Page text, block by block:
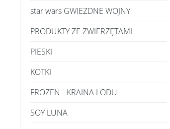
star wars GWIEZDNE WOJNY
PRODUKTY ZE ZWIERZĘTAMI
PIESKI
KOTKI
FROZEN - KRAINA LODU
SOY LUNA